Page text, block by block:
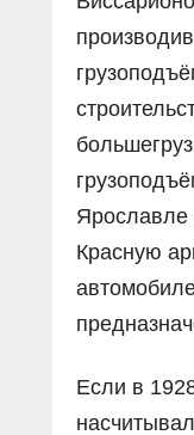
Ярославле
Красную
Если в